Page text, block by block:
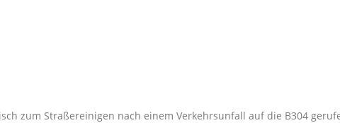
zum Straßereinigen nach einem Verkehrsunfall auf die B304